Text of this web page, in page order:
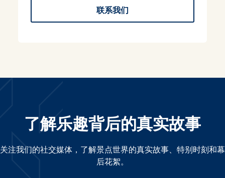
联系我们
了解乐趣背后的真实故事
关注我们的社交媒体，了解景点世界的真实故事、特别时刻和幕
后花絮。